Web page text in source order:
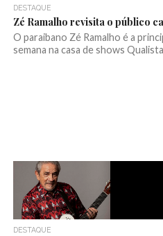
DESTAQUE
Zé Ramalho revisita o público
O paraibano Zé Ramalho é a
semana na casa de shows
DESTAQUE